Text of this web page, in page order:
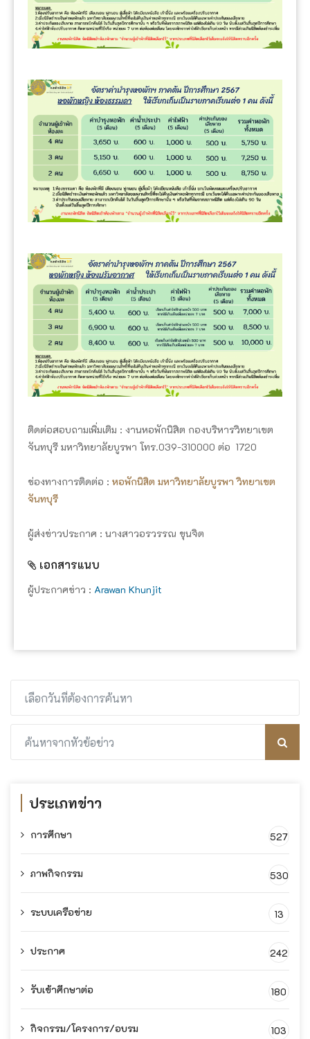
ติดต่อสอบถามเพิ่มเติม : งานหอพักนิสิต กองบริหารวิทยาเขต
จันทบุรี มหาวิทยาลัยบูรพา โทร.039-310000 ต่อ 1720
ช่องทางการติดต่อ : หอพักนิสิต มหาวิทยาลัยบูรพา วิทยาเขต
จันทบุรี
ผู้ส่งข่าวประกาศ : นางสาวอรวรรณ ขุนจิต
เอกสารแนบ
ผู้ประกาศข่าว : Arawan Khunjit
ประเภทข่าว
การศึกษา 527
ภาพกิจกรรม 530
ระบบเครือข่าย 13
ประกาศ 242
รับเข้าศึกษาต่อ 180
กิจกรรม/โครงการ/อบรม 103